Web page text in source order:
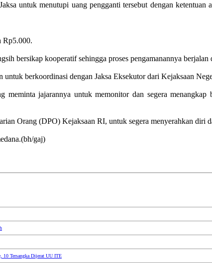
untuk menutupi uang pengganti tersebut dengan
Rp5.000.
bersikap kooperatif sehingga proses pengamanannya berjalan
berkoordinasi dengan Jaksa Eksekutor dari Kejaksaan
meminta jajarannya untuk memonitor dan segera
Orang (DPO) Kejaksaan RI, untuk segera menyerahkan diri
gaj)
10 Tersangka Dijerat UU ITE